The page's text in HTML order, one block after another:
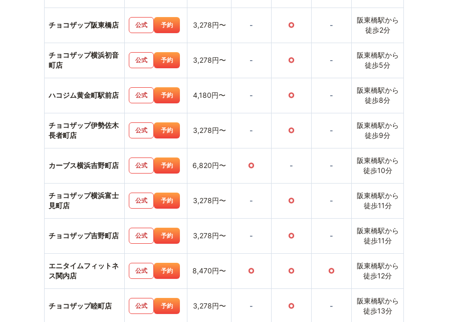
チョコザップ阪東橋店 公式 予約 3,278円〜 - ○ -
阪東橋駅から
徒歩2分
チョコザップ横浜初音
町店
公式 予約 3,278円〜 - ○ -
阪東橋駅から
徒歩5分
ハコジム黄金町駅前店 公式 予約 4,180円〜 - ○ -
阪東橋駅から
徒歩8分
チョコザップ伊勢佐木
長者町店
公式 予約 3,278円〜 - ○ -
阪東橋駅から
徒歩9分
カーブス横浜吉野町店 公式 予約 6,820円〜 ○ - -
阪東橋駅から
徒歩10分
チョコザップ横浜富士
見町店
公式 予約 3,278円〜 - ○ -
阪東橋駅から
徒歩11分
チョコザップ吉野町店 公式 予約 3,278円〜 - ○ -
阪東橋駅から
徒歩11分
エニタイムフィットネ
ス関内店
公式 予約 8,470円〜 ○ ○ ○
阪東橋駅から
徒歩12分
チョコザップ睦町店 公式 予約 3,278円〜 - ○ -
阪東橋駅から
徒歩13分